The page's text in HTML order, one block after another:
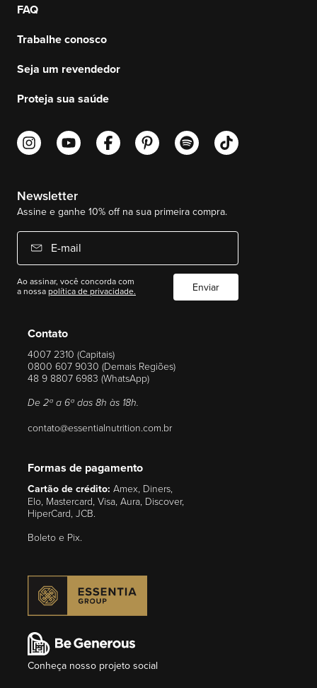
Contato
4007 2310 (Capitais)
0800 607 9030 (Demais Regiões)
48 9 8807 6983 (WhatsApp)
De 2ª a 6ª das 8h às 18h.
contato@essentialnutrition.com.br
Formas de pagamento
Cartão de crédito: Amex, Diners,
Elo, Mastercard, Visa, Aura, Discover,
HiperCard, JCB.
Boleto e Pix.
FAQ
Trabalhe conosco
Seja um revendedor
Proteja sua saúde
Newsletter
Assine e ganhe 10% off na sua primeira compra.
E-mail
Ao assinar, você concorda com
a nossapolítica de privacidade. Enviar
Conheça nosso projeto social